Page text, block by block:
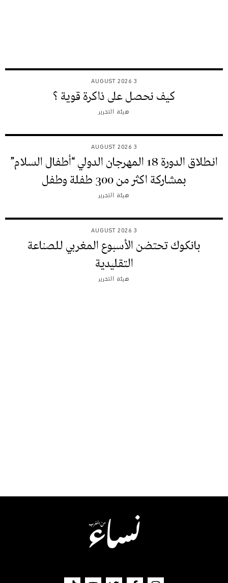
3 AUGUST 2026
كيف نحصل على ذاكرة قوية ؟
هيئة التحرير
3 AUGUST 2026
انطلاق الدورة 18 المهرجان الدولي “أطفال السلام”
بمشاركة اكثر من 300 طفلة وطفل
هيئة التحرير
3 AUGUST 2026
بانكوك تحتضن الأسبوع المغربي للصناعة
التقليدية
هيئة التحرير